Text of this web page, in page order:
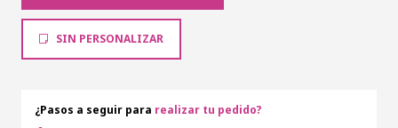
SIN PERSONALIZAR
¿Pasos a seguir para realizar tu pedido?